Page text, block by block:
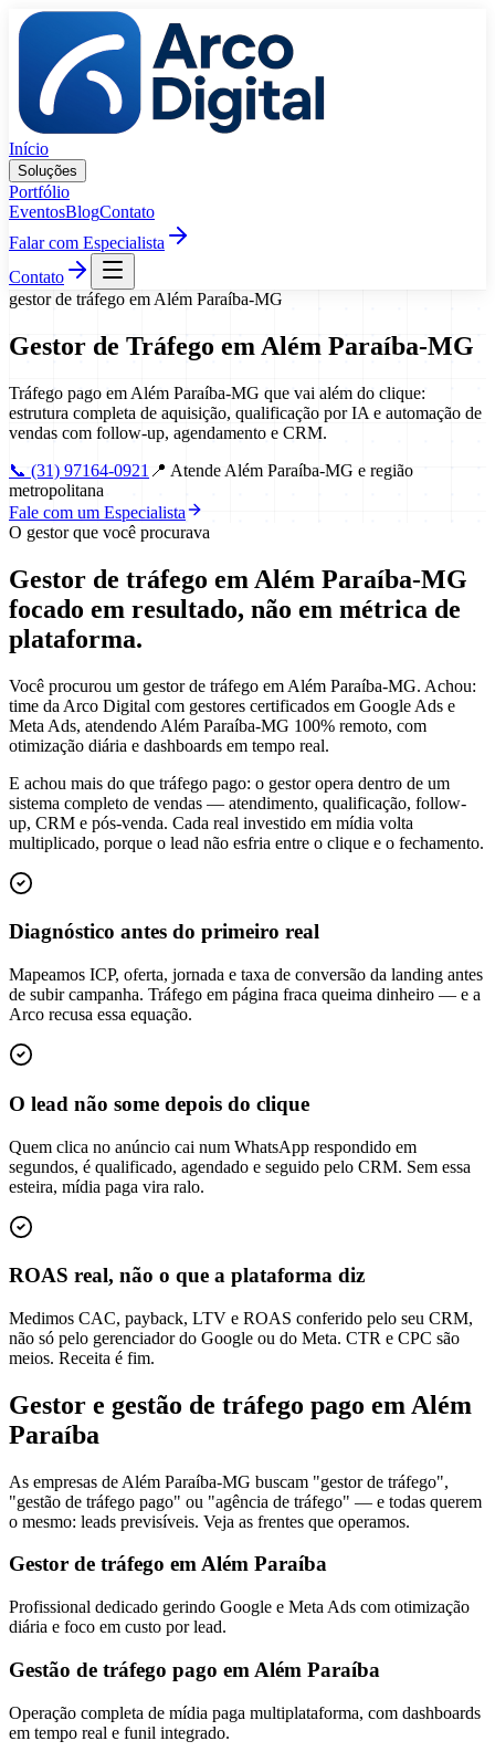
Pular para o conteúdo
Início
Soluções
Portfólio
EventosBlogContato
Falar com Especialista
Contato
gestor de tráfego em Além Paraíba-MG
Gestor de Tráfego em Além Paraíba-MG
Tráfego pago em Além Paraíba-MG que vai além do clique:
estrutura completa de aquisição, qualificação por IA e automação de
vendas com follow-up, agendamento e CRM.
📞 (31) 97164-0921 📍 Atende Além Paraíba-MG e região
metropolitana
Fale com um Especialista
O gestor que você procurava
Gestor de tráfego em Além Paraíba-MG
focado em resultado, não em métrica de
plataforma.
Você procurou um gestor de tráfego em Além Paraíba-MG. Achou:
time da Arco Digital com gestores certificados em Google Ads e
Meta Ads, atendendo Além Paraíba-MG 100% remoto, com
otimização diária e dashboards em tempo real.
E achou mais do que tráfego pago: o gestor opera dentro de um
sistema completo de vendas — atendimento, qualificação, follow-
up, CRM e pós-venda. Cada real investido em mídia volta
multiplicado, porque o lead não esfria entre o clique e o fechamento.
Diagnóstico antes do primeiro real
Mapeamos ICP, oferta, jornada e taxa de conversão da landing antes
de subir campanha. Tráfego em página fraca queima dinheiro — e a
Arco recusa essa equação.
O lead não some depois do clique
Quem clica no anúncio cai num WhatsApp respondido em
segundos, é qualificado, agendado e seguido pelo CRM. Sem essa
esteira, mídia paga vira ralo.
ROAS real, não o que a plataforma diz
Medimos CAC, payback, LTV e ROAS conferido pelo seu CRM,
não só pelo gerenciador do Google ou do Meta. CTR e CPC são
meios. Receita é fim.
Gestor e gestão de tráfego pago em Além
Paraíba
As empresas de Além Paraíba-MG buscam "gestor de tráfego",
"gestão de tráfego pago" ou "agência de tráfego" — e todas querem
o mesmo: leads previsíveis. Veja as frentes que operamos.
Gestor de tráfego em Além Paraíba
Profissional dedicado gerindo Google e Meta Ads com otimização
diária e foco em custo por lead.
Gestão de tráfego pago em Além Paraíba
Operação completa de mídia paga multiplataforma, com dashboards
em tempo real e funil integrado.